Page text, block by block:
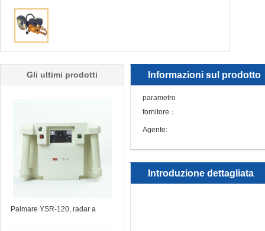
Gli ultimi prodotti
Palmare YSR-120, radar a
Informazioni sul prodotto
parametro
fornitore：
Agente:
Introduzione dettagliata